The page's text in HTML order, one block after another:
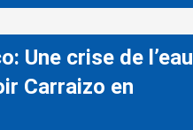
Une crise de l’eau
Carraizo en